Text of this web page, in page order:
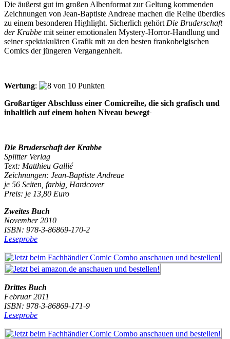
Die äußerst gut im großen Albenformat zur Geltung kommenden
Zeichnungen von Jean-Baptiste Andreae machen die Reihe überdies
zu einem besonderen Highlight. Sicherlich gehört Die Bruderschaft
der Krabbe mit seiner emotionalen Mystery-Horror-Handlung und
seiner spektakulären Grafik mit zu den besten frankobelgischen
Comics der jüngeren Vergangenheit.
Wertung:
Großartiger Abschluss einer Comicreihe, die sich grafisch und
inhaltlich auf einem hohen Niveau bewegt
Die Bruderschaft der Krabbe
Splitter Verlag
Text: Matthieu Gallié
Zeichnungen: Jean-Baptiste Andreae
je 56 Seiten, farbig, Hardcover
Preis: je 13,80 Euro
Zweites Buch
November 2010
ISBN: 978-3-86869-170-2
Leseprobe
Drittes Buch
Februar 2011
ISBN: 978-3-86869-171-9
Leseprobe